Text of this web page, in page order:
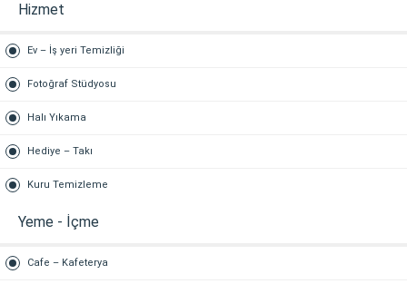
Hizmet
Ev – İş yeri Temizliği
Fotoğraf Stüdyosu
Halı Yıkama
Hediye – Takı
Kuru Temizleme
Yeme - İçme
Cafe – Kafeterya